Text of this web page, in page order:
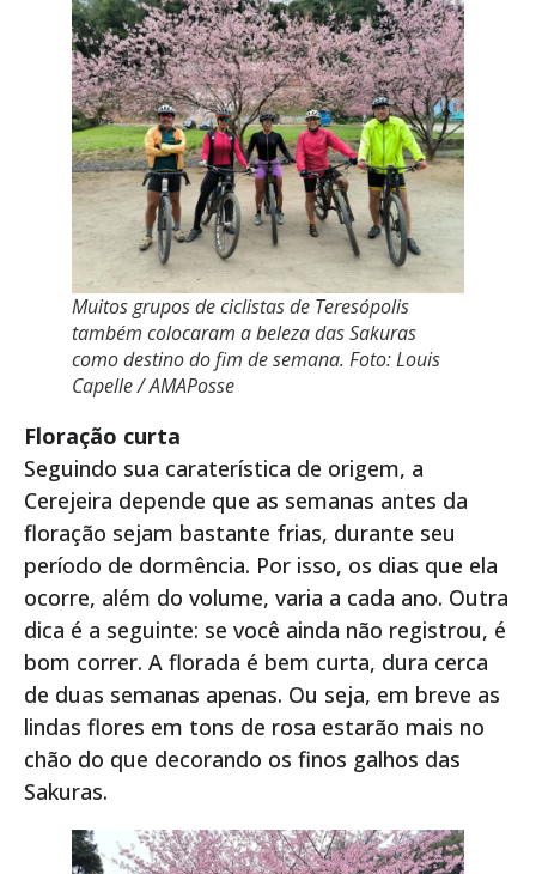
Muitos grupos de ciclistas de Teresópolis
também colocaram a beleza das Sakuras
como destino do fim de semana. Foto: Louis
Capelle / AMAPosse
Floração curta
Seguindo sua caraterística de origem, a
Cerejeira depende que as semanas antes da
floração sejam bastante frias, durante seu
período de dormência. Por isso, os dias que ela
ocorre, além do volume, varia a cada ano. Outra
dica é a seguinte: se você ainda não registrou, é
bom correr. A florada é bem curta, dura cerca
de duas semanas apenas. Ou seja, em breve as
lindas flores em tons de rosa estarão mais no
chão do que decorando os finos galhos das
Sakuras.